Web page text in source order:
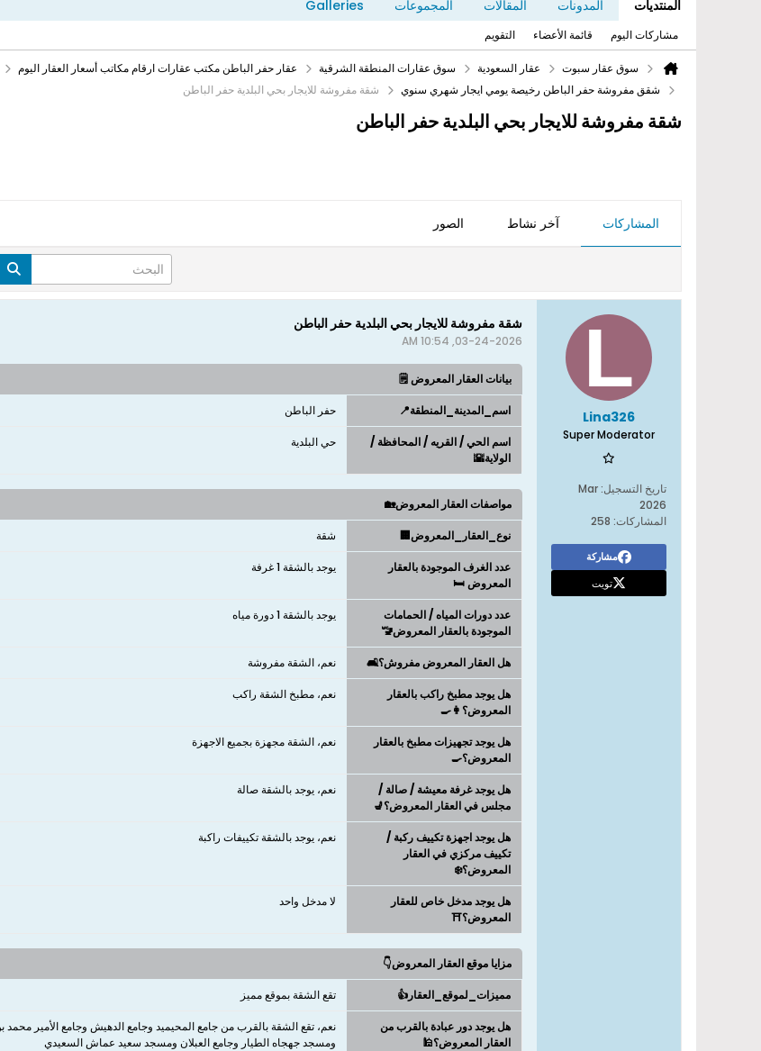
المنتديات المدونات المقالات المجموعات Galleries
مشاركات اليوم قائمة الأعضاء التقويم
سوق عقار سبوت عقار السعودية سوق عقارات المنطقة الشرقية عقار حفر الباطن مكتب عقارات ارقام مكاتب أسعار العقار اليوم
شقق مفروشة حفر الباطن رخيصة يومي ايجار شهري سنوي
شقة مفروشة للايجار بحي البلدية حفر الباطن
شقة مفروشة للايجار بحي البلدية حفر الباطن
المشاركات آخر نشاط الصور
Lina326
Super Moderator
تاريخ التسجيل: Mar
2026
المشاركات: 258
مشاركة
تويت
شقة مفروشة للايجار بحي البلدية حفر الباطن
03-24-2026, 10:54 AM
بيانات العقار المعروض 🗒️
اسم_المدينة_المنطقة📍 حفر الباطن
اسم الحي / القريه / المحافظة /
الولاية🌇
حي البلدية
مواصفات العقار المعروض🏡
نوع_العقار_المعروض🏢 شقة
عدد الغرف الموجودة بالعقار
المعروض 🛏️
يوجد بالشقة 1 غرفة
عدد دورات المياه / الحمامات
الموجودة بالعقار المعروض🚾
يوجد بالشقة 1 دورة مياه
هل العقار المعروض مفروش؟🛋️ نعم، الشقة مفروشة
هل يوجد مطبخ راكب بالعقار
المعروض؟👩‍🍳
نعم، مطبخ الشقة راكب
هل يوجد تجهيزات مطبخ بالعقار
المعروض؟🍳
نعم، الشقة مجهزة بجميع الاجهزة
هل يوجد غرفة معيشة / صالة /
مجلس في العقار المعروض؟💺
نعم، يوجد بالشقة صالة
هل يوجد اجهزة تكييف ركبة /
تكييف مركزي في العقار
المعروض؟❄️
نعم، يوجد بالشقة تكييفات راكبة
هل يوجد مدخل خاص للعقار
المعروض؟⛩️
لا مدخل واحد
مزايا موقع العقار المعروض👇
مميزات_لموقع_العقار👍 تقع الشقة بموقع مميز
هل يوجد دور عبادة بالقرب من
العقار المعروض؟🕌
نعم، تقع الشقة بالقرب من جامع المحيميد وجامع الدهيش وجامع الأمير
ومسجد جهجاه الطيار وجامع العبلان ومسجد سعيد عماش السعيدي